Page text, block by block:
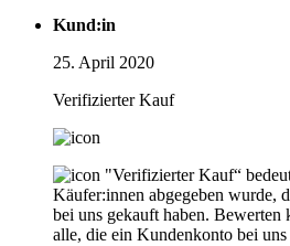
Kund:in
25. April 2020
Verifizierter Kauf
"Verifizierter Kauf“
Käufer:innen abgegeben wurde,
bei uns gekauft haben. Bewerten
alle, die ein Kundenkonto bei uns